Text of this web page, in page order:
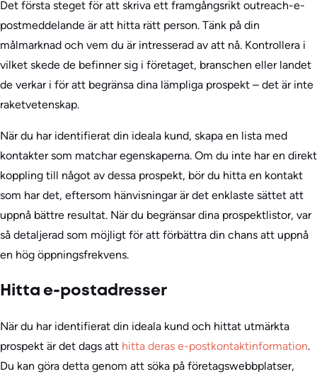
Det första steget för att skriva ett framgångsrikt outreach-e-
postmeddelande är att hitta rätt person. Tänk på din
målmarknad och vem du är intresserad av att nå. Kontrollera i
vilket skede de befinner sig i företaget, branschen eller landet
de verkar i för att begränsa dina lämpliga prospekt – det är inte
raketvetenskap.
När du har identifierat din ideala kund, skapa en lista med
kontakter som matchar egenskaperna. Om du inte har en direkt
koppling till något av dessa prospekt, bör du hitta en kontakt
som har det, eftersom hänvisningar är det enklaste sättet att
uppnå bättre resultat. När du begränsar dina prospektlistor, var
så detaljerad som möjligt för att förbättra din chans att uppnå
en hög öppningsfrekvens.
Hitta e-postadresser
När du har identifierat din ideala kund och hittat utmärkta
prospekt är det dags att hitta deras e-postkontaktinformation.
Du kan göra detta genom att söka på företagswebbplatser,